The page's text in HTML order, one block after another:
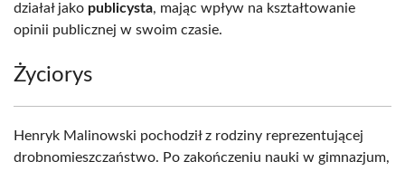
działał jako publicysta, mając wpływ na kształtowanie
opinii publicznej w swoim czasie.
Życiorys
Henryk Malinowski pochodził z rodziny reprezentującej
drobnomieszczaństwo. Po zakończeniu nauki w gimnazjum,